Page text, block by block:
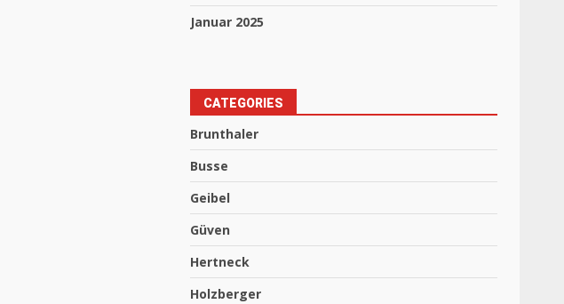
Januar 2025
CATEGORIES
Brunthaler
Busse
Geibel
Güven
Hertneck
Holzberger